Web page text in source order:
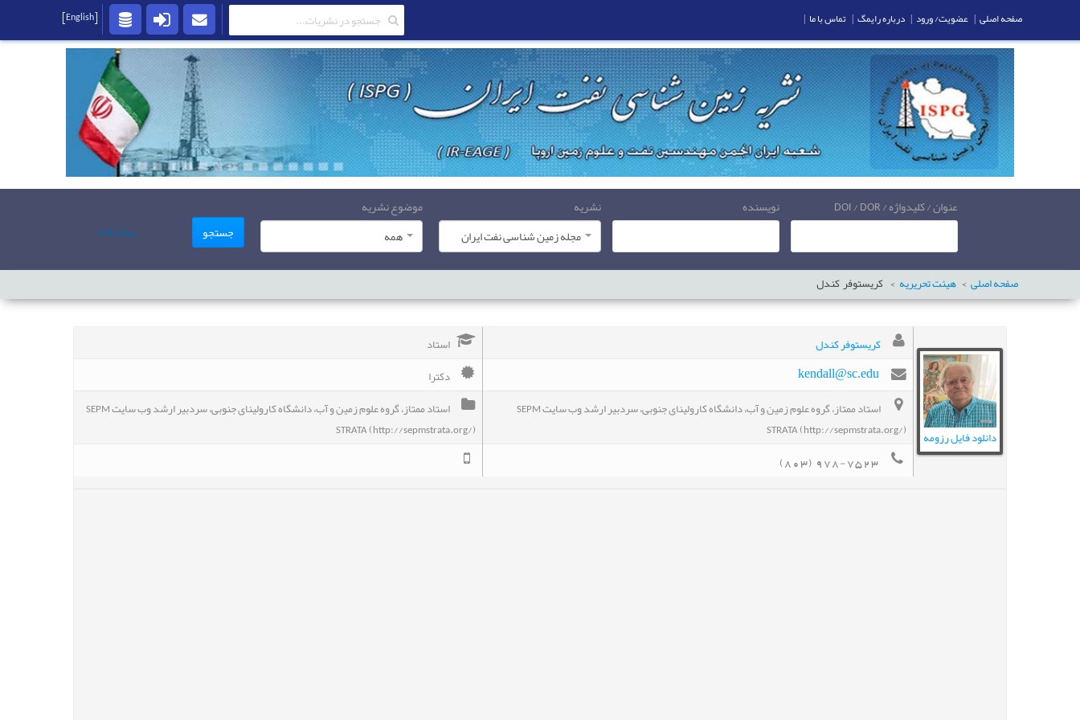
عنوان / کلیدواژه / DOI / DOR نویسنده
نشریه
مجله زمین شناسی نفت ایران
موضوع نشریه
همه
جستجو پیشرفته
صفحه اصلی هیئت تحریریه کریستوفرکندل
دانلود فایل رزومه
کریستوفر کندل استاد
kendall@sc.edu
دکترا
استاد ممتاز، گروه علوم زمین و آب، دانشگاه کارولینای جنوبی، سردبیر ارشد وب سایت SEPM
STRATA (http://sepmstrata.org/)
استاد ممتاز، گروه علوم زمین و آب، دانشگاه کارولینای جنوبی، سردبیر ارشد وب سایت SEPM
STRATA (http://sepmstrata.org/)
(803) 978-7523
صفحه اصلی | عضویت/ ورود | درباره رایمگ | تماس با ما |
[English]